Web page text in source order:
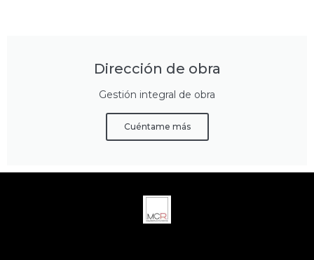
Dirección de obra
Gestión integral de obra
Cuéntame más